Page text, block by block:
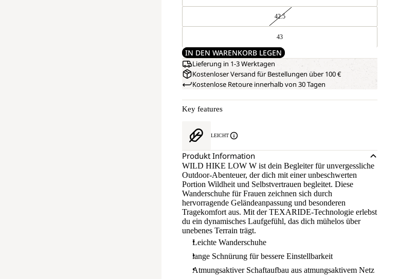
42.5
43
IN DEN WARENKORB LEGEN
Lieferung in 1-3 Werktagen
Kostenloser Versand für Bestellungen über 100 €
Kostenlose Retoure innerhalb von 30 Tagen
Key features
LEICHT
Produkt Information
WILD HIKE LOW W ist dein Begleiter für unvergessliche
Outdoor-Abenteuer, der dich mit einer unbeschwerten
Portion Wildheit und Selbstvertrauen begleitet. Diese
Wanderschuhe für Frauen zeichnen sich durch
hervorragende Geländeanpassung und besonderen
Tragekomfort aus. Mit der TEXARIDE-Technologie erlebst
du ein dynamisches Laufgefühl, das dich mühelos über
unebenes Terrain trägt.
Leichte Wanderschuhe
lange Schnürung für bessere Einstellbarkeit
Atmungsaktiver Schaftaufbau aus atmungsaktivem Netz